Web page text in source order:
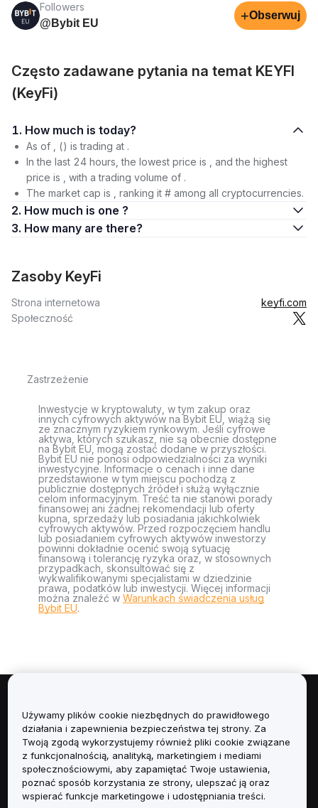
Followers
@Bybit EU
+Obserwuj
Często zadawane pytania na temat KEYFI
(KeyFi)
1. How much is today?
As of , () is trading at .
In the last 24 hours, the lowest price is , and the highest
price is , with a trading volume of .
The market cap is , ranking it # among all cryptocurrencies.
2. How much is one ?
3. How many are there?
Zasoby KeyFi
Strona internetowa
keyfi.com
Społeczność
Zastrzeżenie
Inwestycje w kryptowaluty, w tym zakup oraz
innych cyfrowych aktywów na Bybit EU, wiążą się
ze znacznym ryzykiem rynkowym. Jeśli cyfrowe
aktywa, których szukasz, nie są obecnie dostępne
na Bybit EU, mogą zostać dodane w przyszłości.
Bybit EU nie ponosi odpowiedzialności za wyniki
inwestycyjne. Informacje o cenach i inne dane
przedstawione w tym miejscu pochodzą z
publicznie dostępnych źródeł i służą wyłącznie
celom informacyjnym. Treść ta nie stanowi porady
finansowej ani żadnej rekomendacji lub oferty
kupna, sprzedaży lub posiadania jakichkolwiek
cyfrowych aktywów. Przed rozpoczęciem handlu
lub posiadaniem cyfrowych aktywów inwestorzy
powinni dokładnie ocenić swoją sytuację
finansową i tolerancję ryzyka oraz, w stosownych
przypadkach, skonsultować się z
wykwalifikowanymi specjalistami w dziedzinie
prawa, podatków lub inwestycji. Więcej informacji
można znaleźć w Warunkach świadczenia usług
Bybit EU.
Informacje
Usługi
Obsługa Klienta
Używamy plików cookie niezbędnych do prawidłowego
działania i zapewnienia bezpieczeństwa tej strony. Za
Twoją zgodą wykorzystujemy również pliki cookie związane
z funkcjonalnością, analityką, marketingiem i mediami
społecznościowymi, aby zapamiętać Twoje ustawienia,
poznać sposób korzystania ze strony, ulepszać ją oraz
wspierać funkcje marketingowe i udostępniania treści.